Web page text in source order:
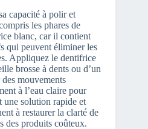
capacité à polir et
les phares de
blanc, car il contient
qui peuvent éliminer les
Appliquez le dentifrice
brosse à dents ou d’un
mouvements
à l’eau claire pour
une solution rapide et
à restaurer la clarté de
des produits coûteux.